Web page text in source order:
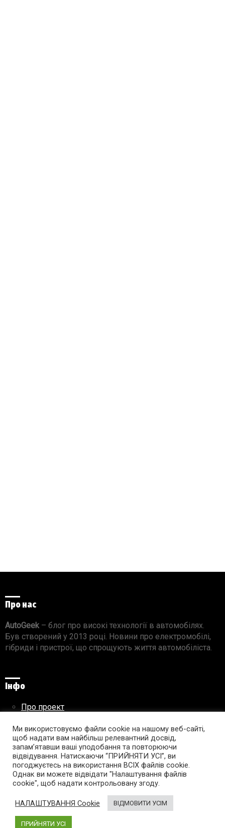
Про нас
AutoGeek – блог про високі технології в автомобілях.
Був створений у 2013 році. Новини про електромобілі,
гібриди і пристрої, що спрощують життя автомобіліста.
Інфо
Про проект
Правила використання матеріалів
Підпишись на AutoGeek!
facebooktwitter instagramyoutube tumblr linkedin
Ми використовуємо файли cookie на нашому веб-сайті,
щоб надати вам найбільш релевантний досвід,
запам’ятавши ваші уподобання та повторюючи
відвідування. Натискаючи “ПРИЙНЯТИ УСІ”, ви
погоджуєтесь на використання ВСІХ файлів cookie.
Однак ви можете відвідати "Налаштування файлів
cookie", щоб надати контрольовану згоду.
НАЛАШТУВАННЯ Cookie ВІДМОВИТИ УСІМ
ПРИЙНЯТИ УСІ